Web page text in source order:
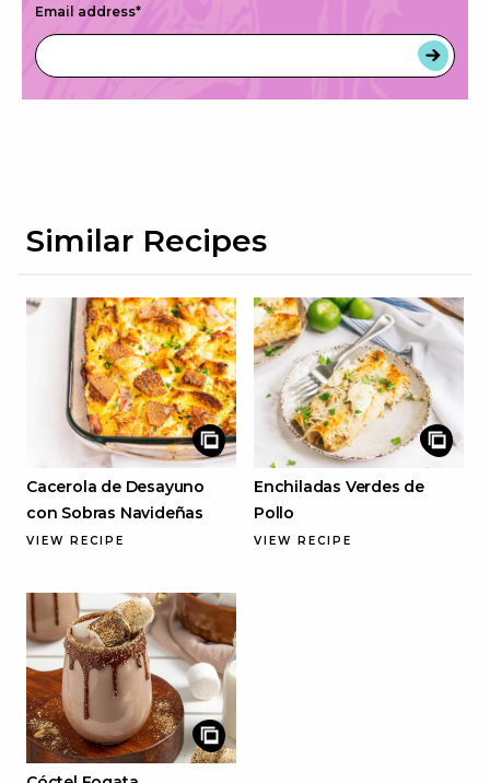
Email address*
Similar Recipes
Cacerola de Desayuno
con Sobras Navideñas
VIEW RECIPE
Enchiladas Verdes de
Pollo
VIEW RECIPE